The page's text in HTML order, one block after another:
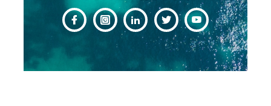
CHANGEMENT DE SEXE :
DES DEMANDES
TOUJOURS PLUS